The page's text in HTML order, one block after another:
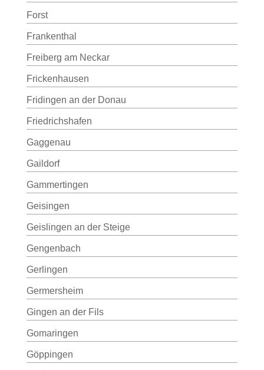
Forst
Frankenthal
Freiberg am Neckar
Frickenhausen
Fridingen an der Donau
Friedrichshafen
Gaggenau
Gaildorf
Gammertingen
Geisingen
Geislingen an der Steige
Gengenbach
Gerlingen
Germersheim
Gingen an der Fils
Gomaringen
Göppingen